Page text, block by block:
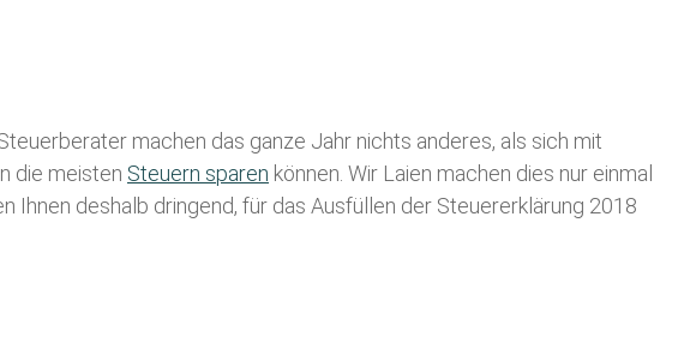
machen das ganze Jahr nichts anderes, als sich mit
die meisten Steuern sparen können. Wir Laien machen dies nur einmal
Ihnen deshalb dringend, für das Ausfüllen der Steuererklärung 2018